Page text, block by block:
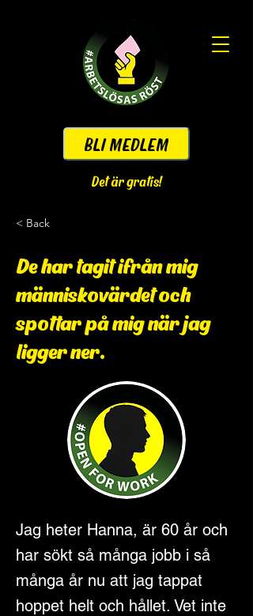
BLI MEDLEM
Det är gratis!
< Back
De har tagit ifrån mig
människovärdet och
spottar på mig när jag
ligger ner.
Jag heter Hanna, är 60 år och
har sökt så många jobb i så
många år nu att jag tappat
hoppet helt och hållet. Vet inte